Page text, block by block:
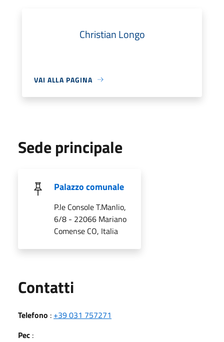
Christian Longo
VAI ALLA PAGINA
Sede principale
Palazzo comunale
P.le Console T.Manlio,
6/8 - 22066 Mariano
Comense CO, Italia
Contatti
Telefono : +39 031 757271
Pec :